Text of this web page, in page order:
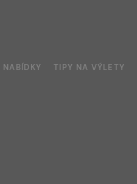
NABÍDKY TIPY NA VÝLETY